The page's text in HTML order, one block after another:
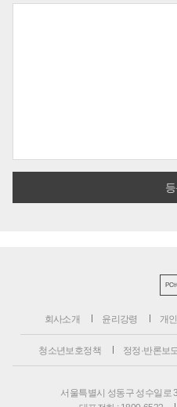
PC
회사소개 윤리강령 개
청소년보호정책 정정·반론보도
서울특별시 성동구 성수일로